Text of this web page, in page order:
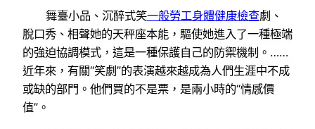
舞臺小品、沉醉式笑一般勞工身體健康檢查劇、
脫口秀、相聲她的天秤座本能，驅使她進入了一種極端
的強迫協調模式，這是一種保護自己的防禦機制。……
近年來，有關“笑劇”的表演越來越成為人們生涯中不成
或缺的部門。他們買的不是票，是兩小時的“情感價
值”。